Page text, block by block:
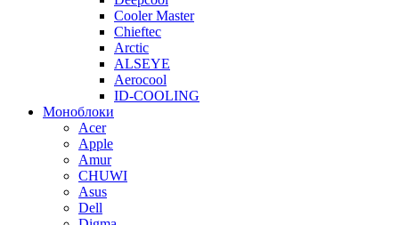
Cooler Master
Chieftec
Arctic
ALSEYE
Aerocool
ID-COOLING
Моноблоки
Acer
Apple
Amur
CHUWI
Asus
Dell